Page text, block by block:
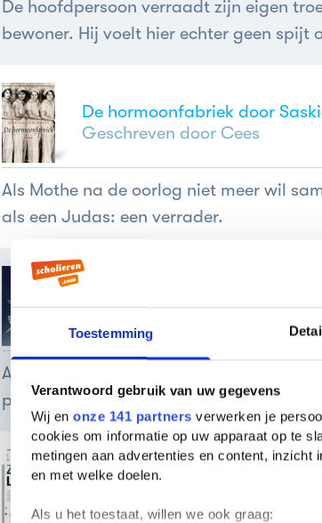
Toestemming
Verantwoord gebruik van uw gegevens
Wij en onze 141 partners verwerken je
cookies om informatie op uw apparaat op te
metingen aan advertenties en content,
en met welke doelen.
Als u het toestaat, willen we ook graag:
De hoofdpersoon verraadt zijn eigen
bewoner. Hij voelt hier echter geen spijt
De hormoonfabriek door
Geschreven door Cees
Als Mothe na de oorlog niet meer wil
als een Judas: een verrader.
Antal is ook de verrader van de ouders
plegen met Eva.
Zielloos door Corine Hartman